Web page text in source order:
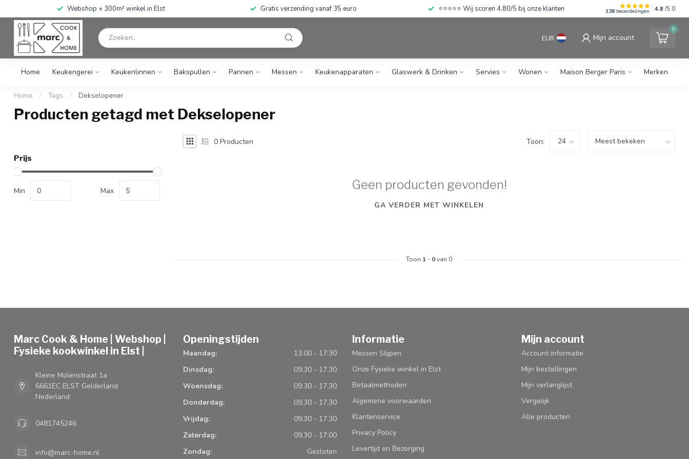
Webshop + 300m² winkel in Elst Gratis verzending vanaf 35 euro ⭐⭐⭐⭐⭐ Wij scoren 4,80/5 bij onze klanten 138 beoordelingen 4.8 /5.0
EUR Mijn account
0
Home Keukengerei Keukenlinnen Bakspullen Pannen Messen Keukenapparaten Glaswerk & Drinken Servies Wonen Maison Berger Paris Merken
Home / Tags / Dekselopener
Producten getagd met Dekselopener
Prijs
Min Max
0 Producten Toon:
Geen producten gevonden!
GA VERDER MET WINKELEN
Toon 1 - 0van 0
Marc Cook & Home | Webshop |
Fysieke kookwinkel in Elst |
Kleine Molenstraat 1a
6661EC ELST Gelderland
Nederland
0481745246
info@marc-home.nl
Openingstijden
Maandag:
13.00 - 17.30
Dinsdag:
09.30 - 17.30
Woensdag:
09.30 - 17.30
Donderdag:
09.30 - 17.30
Vrijdag:
09.30 - 17.30
Zaterdag:
09.30 - 17.00
Zondag:
Gesloten
Informatie
Messen Slijpen
Onze Fysieke winkel in Elst
Betaalmethoden
Algemene voorwaarden
Klantenservice
Privacy Policy
Levertijd en Bezorging
Mijn account
Account informatie
Mijn bestellingen
Mijn verlanglijst
Vergelijk
Alle producten